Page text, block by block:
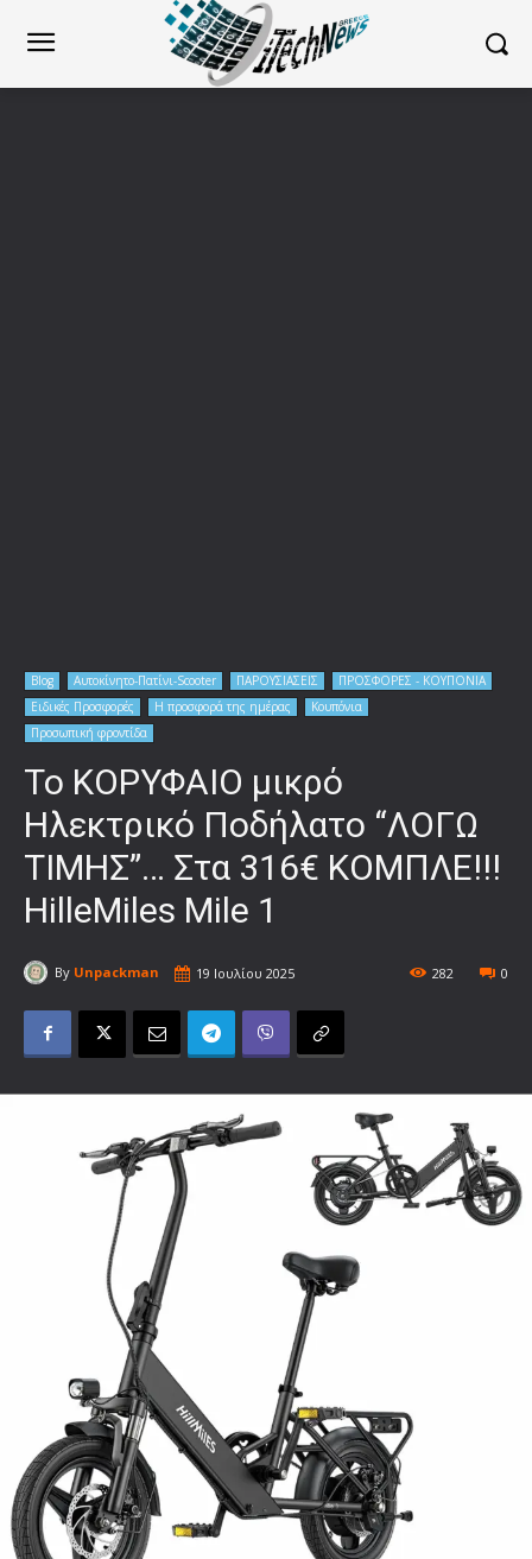
Blog Αυτοκίνητο-Πατίνι-Scooter ΠΑΡΟΥΣΙΑΣΕΙΣ
ΠΡΟΣΦΟΡΕΣ - ΚΟΥΠΟΝΙΑ
Ειδικές Προσφορές
Η προσφορά της ημέρας
Κουπόνια
Προσωπική φροντίδα
Το ΚΟΡΥΦΑΙΟ μικρό
Ηλεκτρικό Ποδήλατο “ΛΟΓΩ
ΤΙΜΗΣ”… Στα 316€ ΚΟΜΠΛΕ!!!
HilleMiles Mile 1
By Unpackman 19 Ιουλίου 2025 0
282